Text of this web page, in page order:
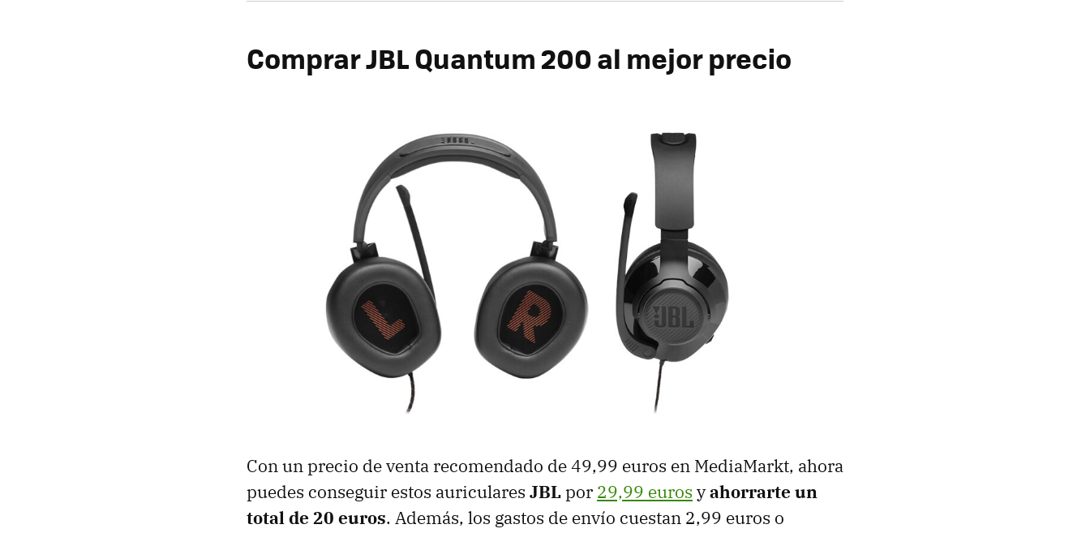
Comprar JBL Quantum 200 al mejor precio
Con un precio de venta recomendado de 49,99 euros en MediaMarkt, ahora
puedes conseguir estos auriculares JBLpor 29,99 euros yahorrarte un
total de 20 euros. Además, los gastos de envío cuestan 2,99 euros o